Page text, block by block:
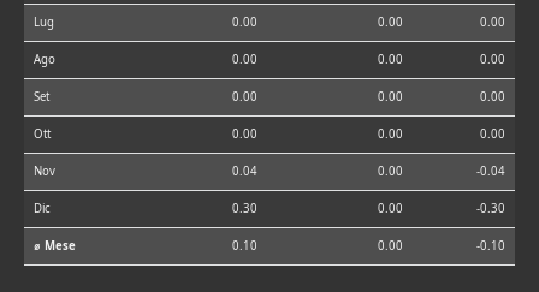
Lug 0.00 0.00 0.00
Ago 0.00 0.00 0.00
Set 0.00 0.00 0.00
Ott 0.00 0.00 0.00
Nov 0.04 0.00 -0.04
Dic 0.30 0.00 -0.30
⌀ Mese 0.10 0.00 -0.10